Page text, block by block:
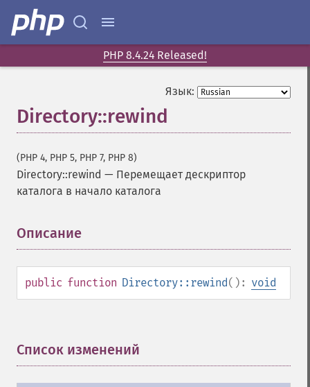
PHP 8.4.24 Released!
Язык:
Directory::rewind
(PHP 4, PHP 5, PHP 7, PHP 8)
Directory::rewind — Перемещает дескриптор
каталога в начало каталога
Описание
public function Directory::rewind(): void
Список изменений